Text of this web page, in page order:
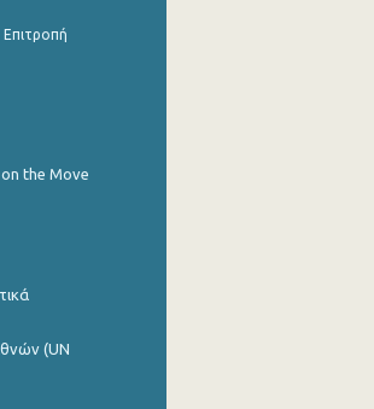
the Move
(UN